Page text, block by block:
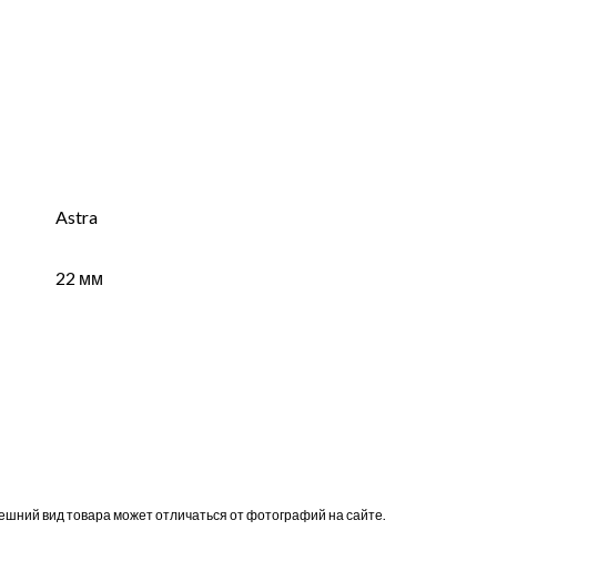
Astra
22 мм
вид товара может отличаться от фотографий на сайте.